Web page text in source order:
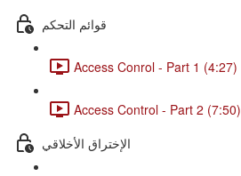
قوائم التحكم
Access Conrol - Part 1 (4:27)
Access Control - Part 2 (7:50)
الإختراق الأخلاقي